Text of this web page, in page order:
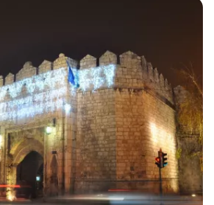
Pokračovať s e-mailom